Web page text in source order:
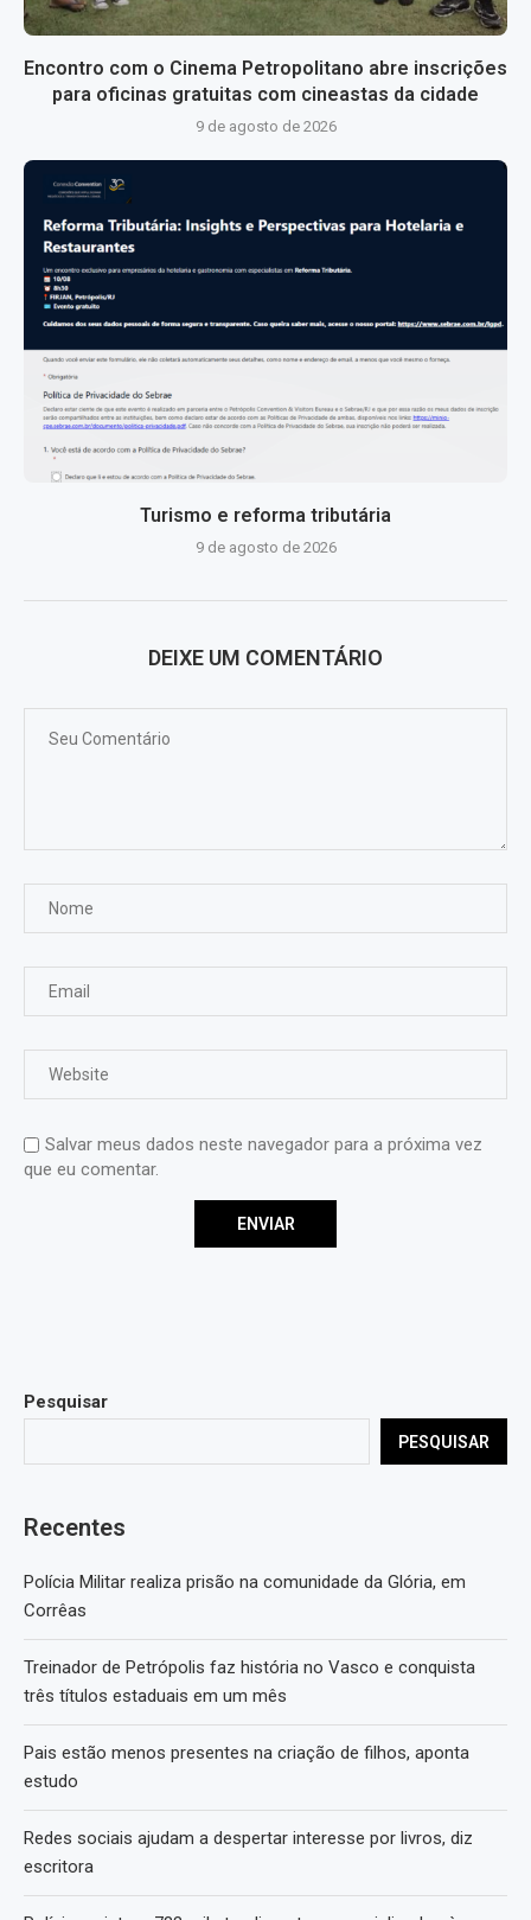
Encontro com o Cinema Petropolitano abre inscrições
para oficinas gratuitas com cineastas da cidade
9 de agosto de 2026
Turismo e reforma tributária
9 de agosto de 2026
DEIXE UM COMENTÁRIO
Salvar meus dados neste navegador para a próxima vez
que eu comentar.
Pesquisar
PESQUISAR
Recentes
Polícia Militar realiza prisão na comunidade da Glória, em
Corrêas
Treinador de Petrópolis faz história no Vasco e conquista
três títulos estaduais em um mês
Pais estão menos presentes na criação de filhos, aponta
estudo
Redes sociais ajudam a despertar interesse por livros, diz
escritora